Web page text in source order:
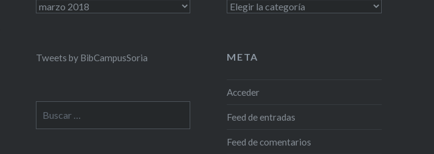
Archivos Categorías
Tweets by BibCampusSoria META
Acceder
Feed de entradas
Feed de comentarios